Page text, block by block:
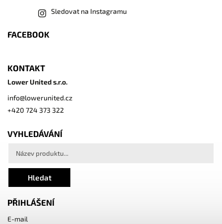
Sledovat na Instagramu
FACEBOOK
KONTAKT
Lower United s.r.o.
info@lowerunited.cz
+420 724 373 322
VYHLEDÁVÁNÍ
Hledat
PŘIHLÁŠENÍ
E-mail